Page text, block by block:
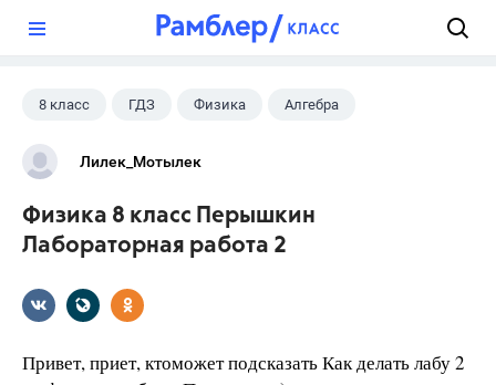
8 класс ГДЗ Физика Алгебра
Лилек_Мотылек
Физика 8 класс Перышкин
Лабораторная работа 2
Привет, приет, ктоможет подсказать Как делать лабу 2